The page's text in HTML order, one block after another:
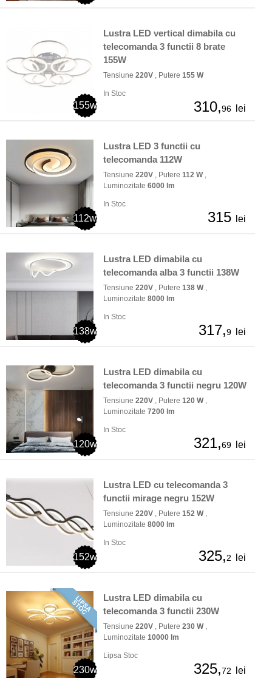
155w
Lustra LED vertical dimabila cu
telecomanda 3 functii 8 brate
155W
Tensiune 220V , Putere 155 W
In Stoc
310,96 lei
112w
Lustra LED 3 functii cu
telecomanda 112W
Tensiune 220V , Putere 112 W,
Luminozitate 6000 lm
In Stoc
315 lei
138w
Lustra LED dimabila cu
telecomanda alba 3 functii 138W
Tensiune 220V , Putere 138 W,
Luminozitate 8000 lm
In Stoc
317,9 lei
120w
Lustra LED dimabila cu
telecomanda 3 functii negru 120W
Tensiune 220V , Putere 120 W,
Luminozitate 7200 lm
In Stoc
321,69 lei
152w
Lustra LED cu telecomanda 3
functii mirage negru 152W
Tensiune 220V , Putere 152 W,
Luminozitate 8000 lm
In Stoc
325,2 lei
230w
Lustra LED dimabila cu
telecomanda 3 functii 230W
Tensiune 220V , Putere 230 W,
Luminozitate 10000 lm
Lipsa Stoc
325,72 lei